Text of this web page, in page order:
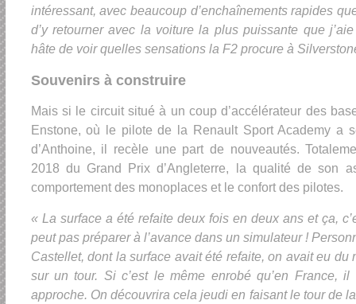
intéressant, avec beaucoup d’enchaînements rapides
d’y retourner avec la voiture la plus puissante que
hâte de voir quelles sensations la F2 procure à
Souvenirs à construire
Mais si le circuit situé à un coup d’accélérateur des
Enstone, où le pilote de la Renault Sport Academy a
d’Anthoine, il recèle une part de nouveautés.
2018 du Grand Prix d’Angleterre, la qualité de son
comportement des monoplaces et le confort des pilotes.
« La surface a été refaite deux fois en deux ans et ça,
peut pas préparer à l’avance dans un simulateur !
Castellet, dont la surface avait été refaite, on avait eu du
sur un tour. Si c’est le même enrobé qu’en France, il
approche. On découvrira cela jeudi en faisant le tour de